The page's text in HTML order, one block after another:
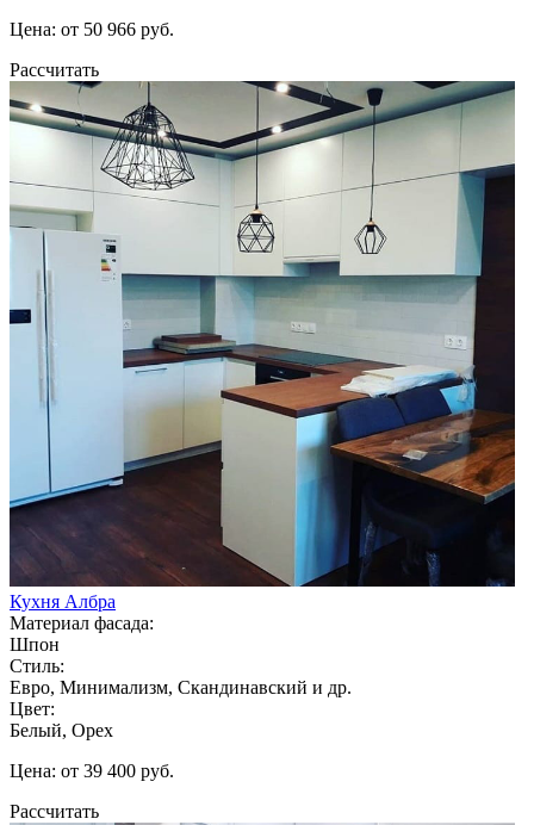
Цена: от 50 966 руб.
Рассчитать
Кухня Албра
Материал фасада:
Шпон
Стиль:
Евро, Минимализм, Скандинавский и др.
Цвет:
Белый, Орех
Цена: от 39 400 руб.
Рассчитать